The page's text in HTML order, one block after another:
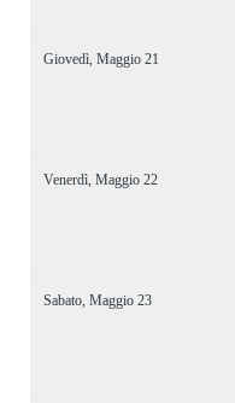
Giovedì, Maggio 21
Venerdì, Maggio 22
Sabato, Maggio 23